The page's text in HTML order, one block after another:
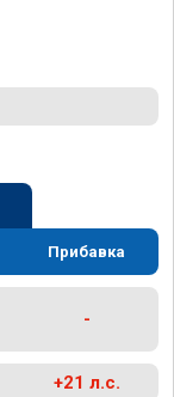
Прибавка
-
+21 л.с.